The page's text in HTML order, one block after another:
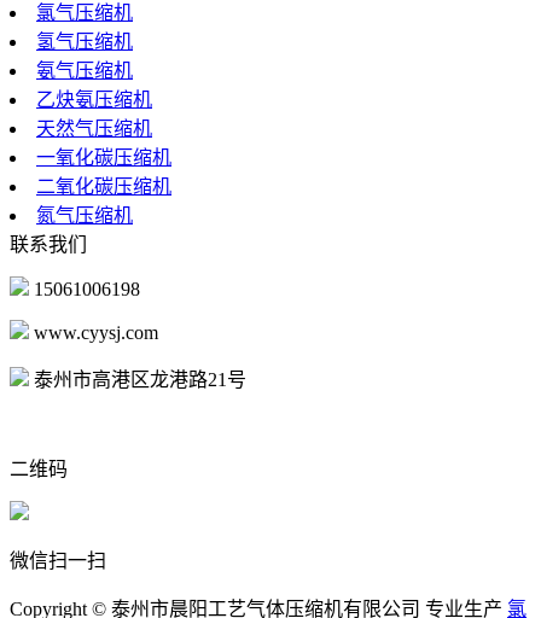
氯气压缩机
氢气压缩机
氨气压缩机
乙炔氨压缩机
天然气压缩机
一氧化碳压缩机
二氧化碳压缩机
氮气压缩机
联系我们
15061006198
www.cyysj.com
泰州市高港区龙港路21号
二维码
微信扫一扫
Copyright © 泰州市晨阳工艺气体压缩机有限公司 专业生产 氯